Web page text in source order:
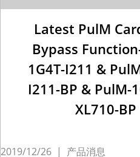
Latest PulM
Bypass
1G4T-I211 &
I211-BP & PulM-
XL710-BP
2019/12/26 | 产品消息